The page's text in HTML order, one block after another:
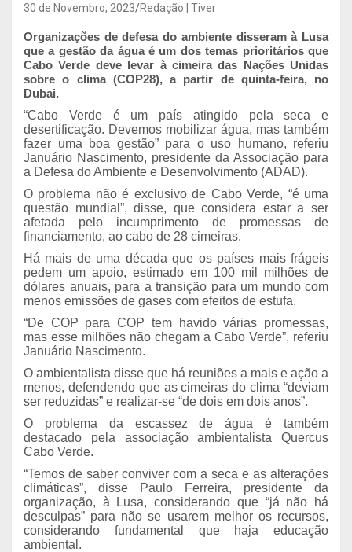
30 de Novembro, 2023 Redação | Tiver
Organizações de defesa do ambiente disseram à Lusa
que a gestão da água é um dos temas prioritários que
Cabo Verde deve levar à cimeira das Nações Unidas
sobre o clima (COP28), a partir de quinta-feira, no
Dubai.
“Cabo Verde é um país atingido pela seca e
desertificação. Devemos mobilizar água, mas também
fazer uma boa gestão” para o uso humano, referiu
Januário Nascimento, presidente da Associação para
a Defesa do Ambiente e Desenvolvimento (ADAD).
O problema não é exclusivo de Cabo Verde, “é uma
questão mundial”, disse, que considera estar a ser
afetada pelo incumprimento de promessas de
financiamento, ao cabo de 28 cimeiras.
Há mais de uma década que os países mais frágeis
pedem um apoio, estimado em 100 mil milhões de
dólares anuais, para a transição para um mundo com
menos emissões de gases com efeitos de estufa.
“De COP para COP tem havido várias promessas,
mas esse milhões não chegam a Cabo Verde”, referiu
Januário Nascimento.
O ambientalista disse que há reuniões a mais e ação a
menos, defendendo que as cimeiras do clima “deviam
ser reduzidas” e realizar-se “de dois em dois anos”.
O problema da escassez de água é também
destacado pela associação ambientalista Quercus
Cabo Verde.
“Temos de saber conviver com a seca e as alterações
climáticas”, disse Paulo Ferreira, presidente da
organização, à Lusa, considerando que “já não há
desculpas” para não se usarem melhor os recursos,
considerando fundamental que haja educação
ambiental.